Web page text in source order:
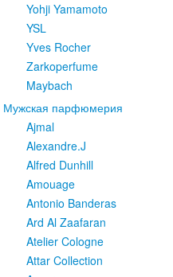
Yohji Yamamoto
YSL
Yves Rocher
Zarkoperfume
Maybach
Мужская парфюмерия
Ajmal
Alexandre.J
Alfred Dunhill
Amouage
Antonio Banderas
Ard Al Zaafaran
Atelier Cologne
Attar Collection